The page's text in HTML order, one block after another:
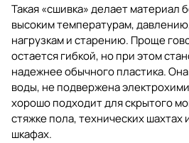
Такая «сшивка» делает материал
высоким температурам,
нагрузкам и старению. Проще
остается гибкой, но при этом
надежнее обычного пластика.
воды, не подвержена
хорошо подходит для скрытого
стяжке пола, технических шахтах
шкафах.